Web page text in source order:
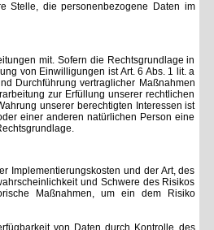
Stelle, die personenbezogene Daten im
mit. Sofern die Rechtsgrundlage in
von Einwilligungen ist Art. 6 Abs. 1 lit. a
Durchführung vertraglicher Maßnahmen
zur Erfüllung unserer rechtlichen
unserer berechtigten Interessen ist
einer anderen natürlichen Person eine
Implementierungskosten und der Art, des
und Schwere des Risikos
Maßnahmen, um ein dem Risiko
von Daten durch Kontrolle des